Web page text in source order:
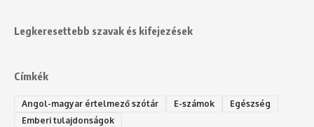
Legkeresettebb szavak és kifejezések
Címkék
Angol-magyar értelmező szótár E-számok
Egészség
Emberi tulajdonságok